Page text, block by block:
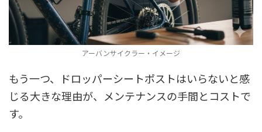
アーバンサイクラー・イメージ
もう一つ、ドロッパーシートポストはいらないと感
じる大きな理由が、メンテナンスの手間とコストで
す。